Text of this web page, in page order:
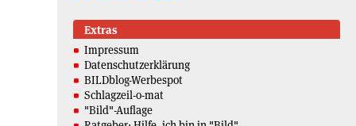
Extras
Impressum
Datenschutzerklärung
BILDblog-Werbespot
Schlagzeil-o-mat
"Bild"-Auflage